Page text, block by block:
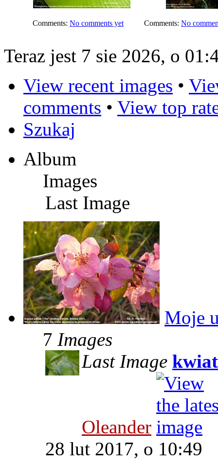
Comments: No comments yet Comments: No
Teraz jest 7 sie 2026, o
View recent images •
comments • View top
Szukaj
Album
Images
Last Image
Moje
7 Images
Last Image
Oleander
28 lut 2017, o 10:49